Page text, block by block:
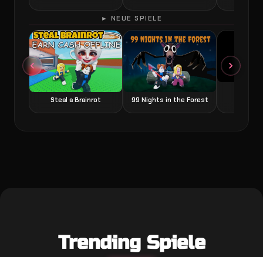
► NEUE SPIELE
Steal a Brainrot 99 Nights in the Forest
Trending Spiele